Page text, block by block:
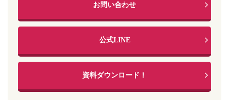
お問い合わせ
公式LINE
資料ダウンロード！